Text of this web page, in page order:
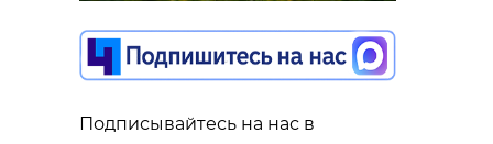
Подписывайтесь на нас в